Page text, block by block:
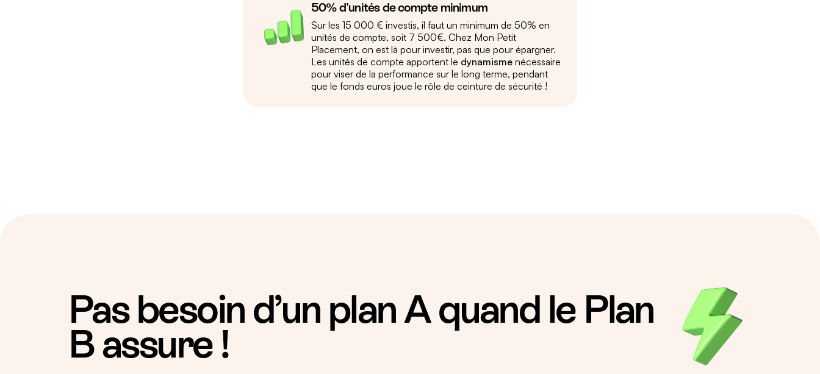
50% d'unités de compte minimum
Sur les 15 000 € investis, il faut un minimum de 50% en
unités de compte, soit 7 500€. Chez Mon Petit
Placement, on est là pour investir, pas que pour épargner.
Les unités de compte apportent le dynamisme nécessaire
pour viser de la performance sur le long terme, pendant
que le fonds euros joue le rôle de ceinture de sécurité !
Pas besoin d’un plan A quand le Plan
B assure !